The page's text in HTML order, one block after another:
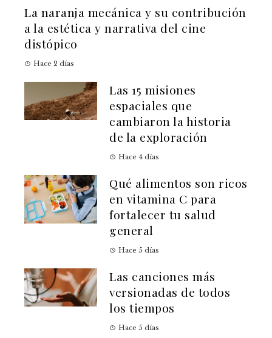
La naranja mecánica y su contribución
a la estética y narrativa del cine
distópico
Hace 2 días
Las 15 misiones
espaciales que
cambiaron la historia
de la exploración
Hace 4 días
Qué alimentos son ricos
en vitamina C para
fortalecer tu salud
general
Hace 5 días
Las canciones más
versionadas de todos
los tiempos
Hace 5 días